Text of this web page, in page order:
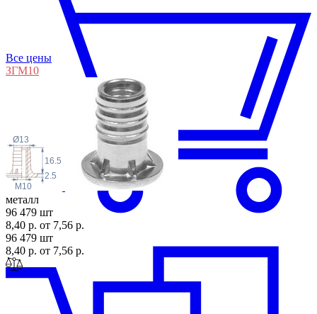
Все цены
ЗГМ10
16.5
2.5
M10
Ø13
металл
96 479 шт
8,40 р. от 7,56 р.
96 479 шт
8,40 р. от 7,56 р.